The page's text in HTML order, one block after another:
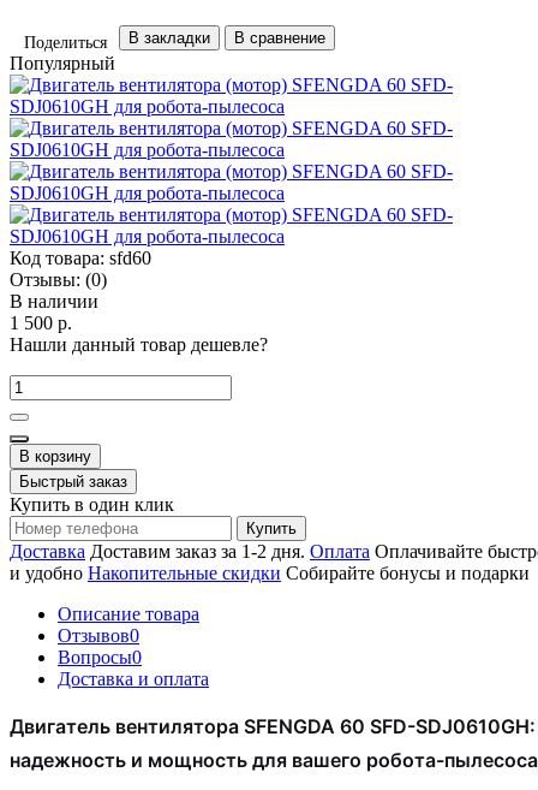
Поделиться В закладки В сравнение
Популярный
Код товара: sfd60
Отзывы: (0)
В наличии
1 500 р.
Нашли данный товар дешевле?
В корзину
Быстрый заказ
Купить в один клик
Купить
Доставка Доставим заказ за 1-2 дня. Оплата Оплачивайте
и удобно Накопительные скидки Собирайте бонусы и подарки
Описание товара
Отзывов0
Вопросы0
Доставка и оплата
Двигатель вентилятора SFENGDA 60 SFD-SDJ0610GH:
надежность и мощность для вашего робота-пылесоса